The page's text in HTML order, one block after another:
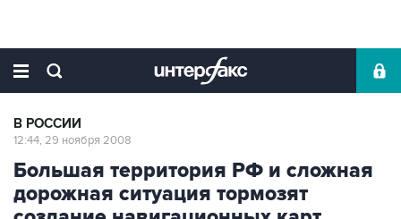
В РОССИИ
12:44, 29 ноября 2008
Большая территория РФ и сложная
дорожная ситуация тормозят